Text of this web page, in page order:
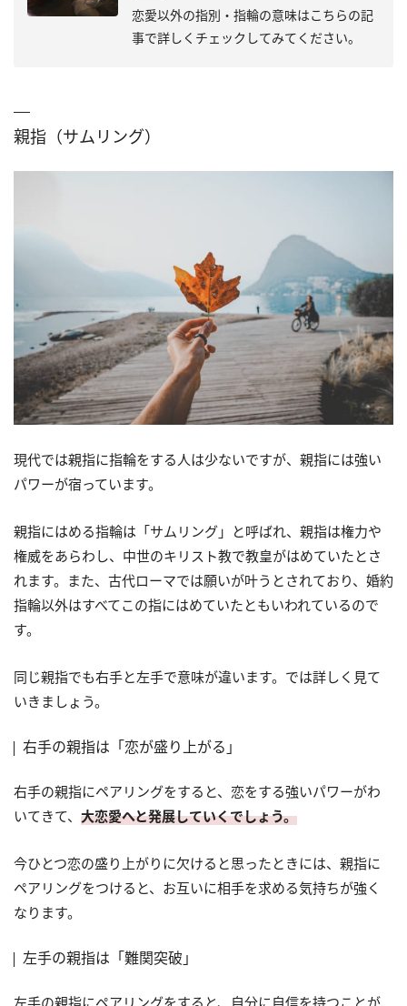
恋愛以外の指別・指輪の意味はこちらの記
事で詳しくチェックしてみてください。
親指（サムリング）
現代では親指に指輪をする人は少ないですが、親指には強い
パワーが宿っています。
親指にはめる指輪は「サムリング」と呼ばれ、親指は権力や
権威をあらわし、中世のキリスト教で教皇がはめていたとさ
れます。また、古代ローマでは願いが叶うとされており、婚約
指輪以外はすべてこの指にはめていたともいわれているので
す。
同じ親指でも右手と左手で意味が違います。では詳しく見て
いきましょう。
右手の親指は「恋が盛り上がる」
右手の親指にペアリングをすると、恋をする強いパワーがわ
いてきて、 大恋愛へと発展していくでしょう。
今ひとつ恋の盛り上がりに欠けると思ったときには、親指に
ペアリングをつけると、お互いに相手を求める気持ちが強く
なります。
左手の親指は「難関突破」
左手の親指にペアリングをすると、自分に自信を持つことが